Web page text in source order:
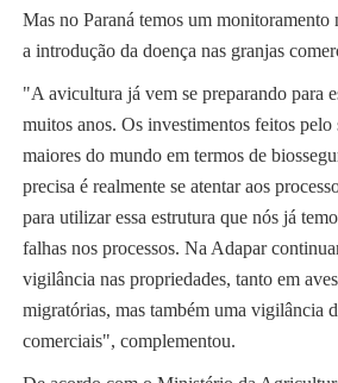
Mas no Paraná temos um
a introdução da doença nas granjas
"A avicultura já vem se preparando para
muitos anos. Os investimentos feitos pelo
maiores do mundo em termos de
precisa é realmente se atentar aos
para utilizar essa estrutura que nós já
falhas nos processos. Na Adapar
vigilância nas propriedades, tanto em
migratórias, mas também uma vigilância
comerciais", complementou.